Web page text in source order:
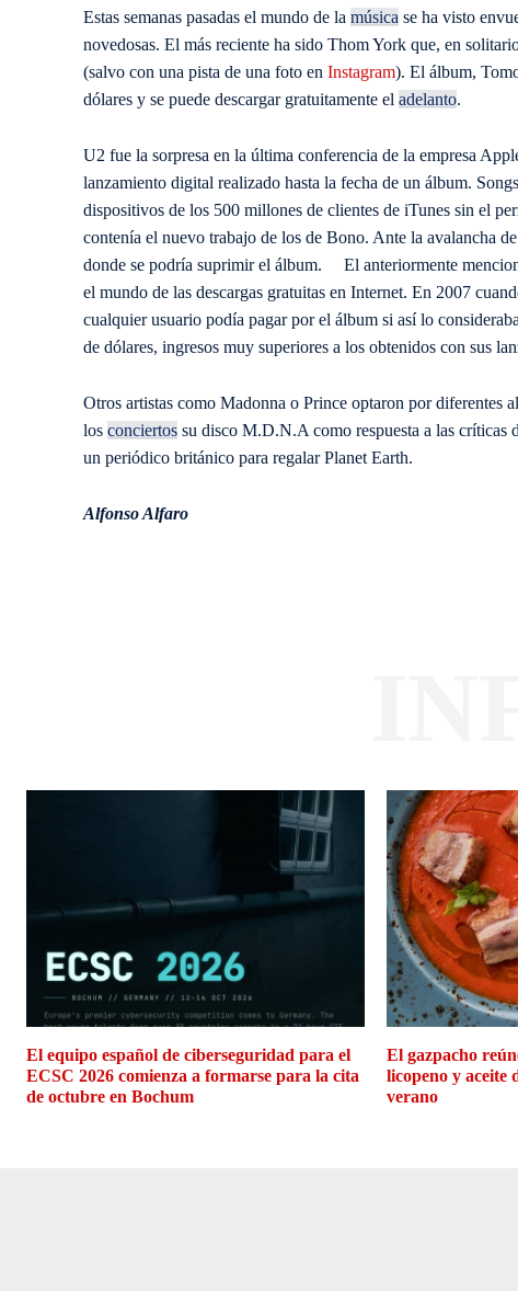
Estas semanas pasadas el mundo de la música se ha visto
novedosas. El más reciente ha sido Thom York que, en
(salvo con una pista de una foto en Instagram). El álbum,
dólares y se puede descargar gratuitamente el adelanto.
U2 fue la sorpresa en la última conferencia de la empresa
lanzamiento digital realizado hasta la fecha de un álbum.
dispositivos de los 500 millones de clientes de iTunes sin el
contenía el nuevo trabajo de los de Bono. Ante la avalancha
donde se podría suprimir el álbum. El anteriormente
el mundo de las descargas gratuitas en Internet. En 2007
cualquier usuario podía pagar por el álbum si así lo
de dólares, ingresos muy superiores a los obtenidos con sus
Otros artistas como Madonna o Prince optaron por diferentes
los conciertos su disco M.D.N.A como respuesta a las críticas
un periódico británico para regalar Planet Earth.
Alfonso Alfaro
El equipo español de ciberseguridad para el
ECSC 2026 comienza a formarse para la cita
de octubre en Bochum
El gazpacho
licopeno y aceite
verano